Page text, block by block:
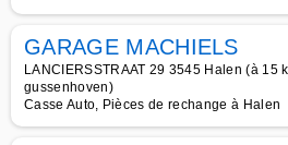
GARAGE MACHIELS
LANCIERSSTRAAT 29 3545 Halen (à 15
gussenhoven)
Casse Auto, Pièces de rechange à Halen